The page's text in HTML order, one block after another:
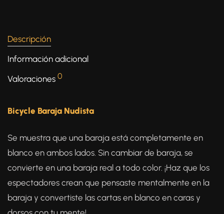
Descripción
Información adicional
Valoraciones 0
Bicycle Baraja Nudista
Se muestra que una baraja está completamente en
blanco en ambos lados. Sin cambiar de baraja, se
convierte en una baraja real a todo color. ¡Haz que los
espectadores crean que pensaste mentalmente en la
baraja y convertiste las cartas en blanco en caras y